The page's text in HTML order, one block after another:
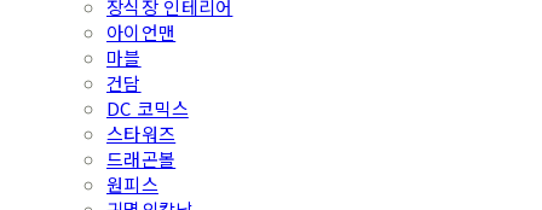
장식장 인테리어
아이언맨
마블
건담
DC 코믹스
스타워즈
드래곤볼
원피스